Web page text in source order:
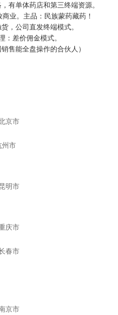
有单体药店和第三终端资源。
业。主品：民族蒙药藏药！
，公司直发终端模式。
：差价佣金模式。
售能全盘操作的合伙人）
京市
州市
明市
庆市
春市
京市